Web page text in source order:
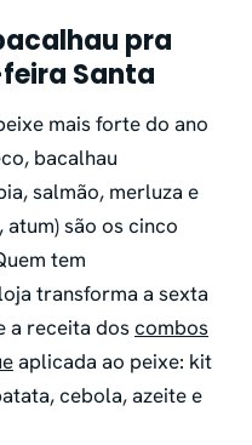
pra
Santa
mais forte do ano
bacalhau
salmão, merluza e
atum) são os cinco
tem
transforma a sexta
a receita doscombos
aplicada ao peixe: kit
cebola, azeite e